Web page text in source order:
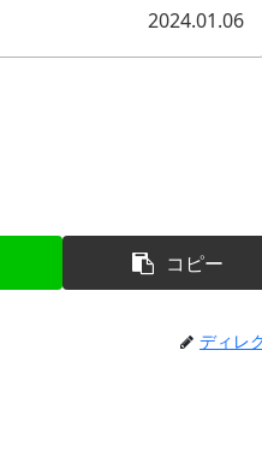
2024.01.06
コピー
ディレ